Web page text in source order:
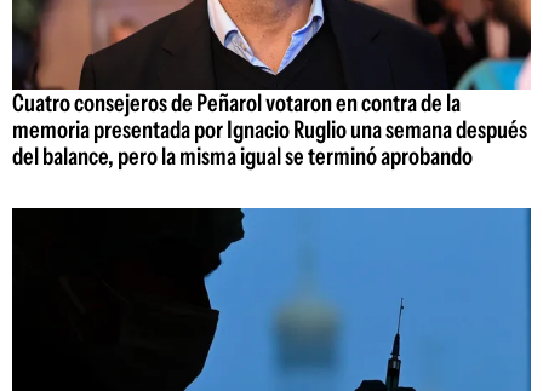
Cuatro consejeros de Peñarol votaron en contra de la
memoria presentada por Ignacio Ruglio una semana después
del balance, pero la misma igual se terminó aprobando